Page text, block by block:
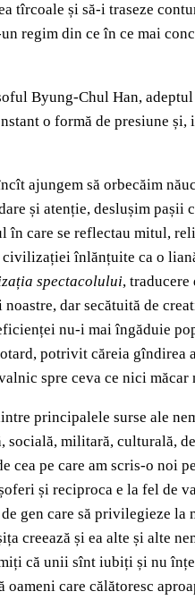
tîrcoale și să-i traseze
regim din ce în ce mai
Byung-Chul Han,
o formă de presiune
ajungem să orbecăim
și atenție, deslușim pașii
care se reflectau mitul,
înlănțuite ca o
spectacolului,
dar secătuită de
nu-i mai îngăduie
potrivit căreia gîndirea
spre ceva ce nici măcar
principalele surse ale
militară, culturală,
cea pe care am scris-o
și reciproca e la fel de
gen care să privilegieze la
creează și ea alte și alte
că unii sînt iubiți și nu
care călătoresc